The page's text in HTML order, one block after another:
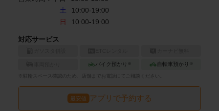
土
10:00-19:00
日
10:00-19:00
対応サービス
バイク預かり ※ 自転車預かり ※
※ スペース確認のため、店舗までお電話にてご相談ください。
最安値 アプリで予約する